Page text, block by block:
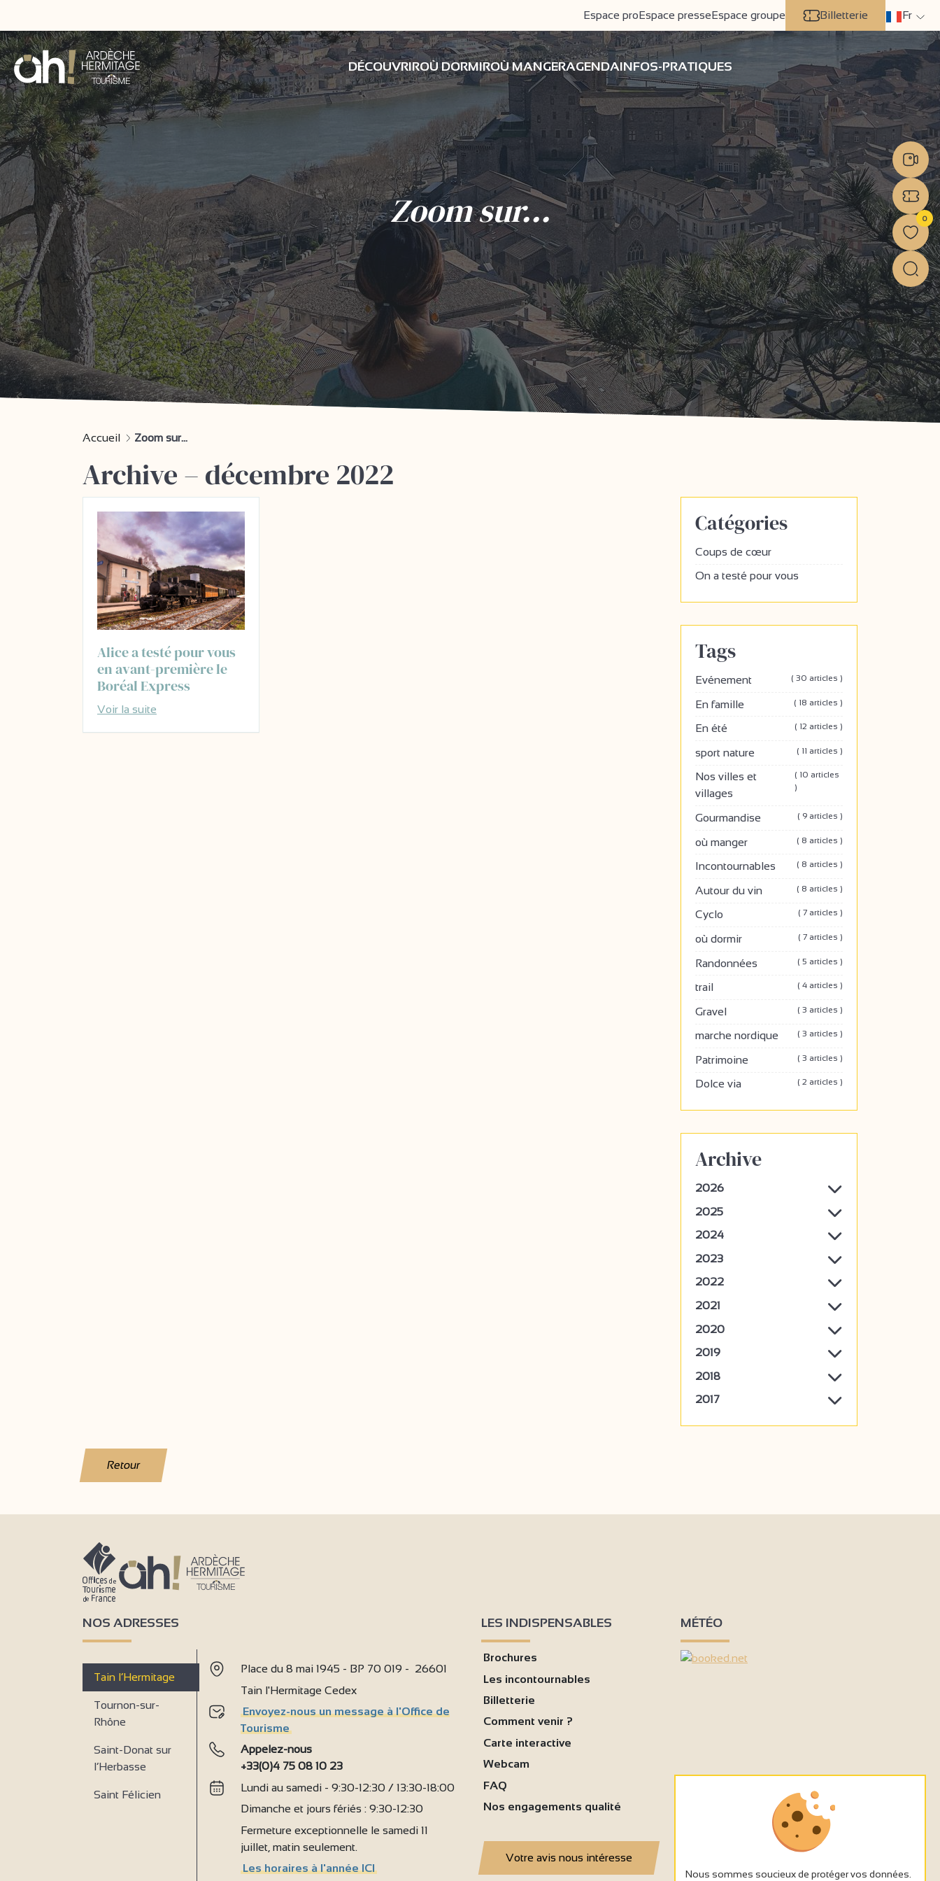
Espace proEspace presseEspace groupe Billetterie Fr
DÉCOUVRIROÙ DORMIROÙ MANGERAGENDAINFOS-PRATIQUES
Zoom sur...
Accueil Zoom sur...
Archive – décembre 2022
Alice a testé pour vous
en avant-première le
Boréal Express
Voir la suite
Catégories
Coups de cœur
On a testé pour vous
Tags
Evénement ( 30 articles )
En famille ( 18 articles )
En été ( 12 articles )
sport nature ( 11 articles )
Nos villes et
villages
( 10 articles
)
Gourmandise ( 9 articles )
où manger ( 8 articles )
Incontournables ( 8 articles )
Autour du vin ( 8 articles )
Cyclo ( 7 articles )
où dormir ( 7 articles )
Randonnées ( 5 articles )
trail ( 4 articles )
Gravel ( 3 articles )
marche nordique ( 3 articles )
Patrimoine ( 3 articles )
Dolce via ( 2 articles )
Archive
2026
2025
2024
2023
2022
2021
2020
2019
2018
2017
Retour
NOS ADRESSES
Tain l’Hermitage
Tournon-sur-
Rhône
Saint-Donat sur
l’Herbasse
Saint Félicien
Place du 8 mai 1945 - BP 70 019 - 26601
Tain l'Hermitage Cedex
Envoyez-nous un message à l'Office de
Tourisme
Appelez-nous
+33(0)4 75 08 10 23
Lundi au samedi - 9:30-12:30 / 13:30-18:00
Dimanche et jours fériés : 9:30-12:30
Fermeture exceptionnelle le samedi 11
juillet, matin seulement.
Les horaires à l'année ICI
LES INDISPENSABLES
Brochures
Les incontournables
Billetterie
Comment venir ?
Carte interactive
Webcam
FAQ
Nos engagements qualité
Votre avis nous intéresse
MÉTÉO
0
Nous sommes soucieux de protéger vos données.